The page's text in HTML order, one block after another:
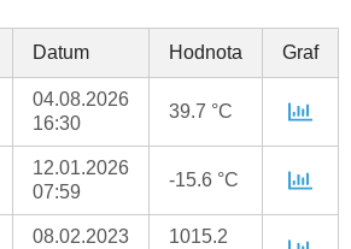
Datum Hodnota Graf
04.08.2026
16:30
39.7 °C
12.01.2026
07:59
-15.6 °C
08.02.2023
1015.2